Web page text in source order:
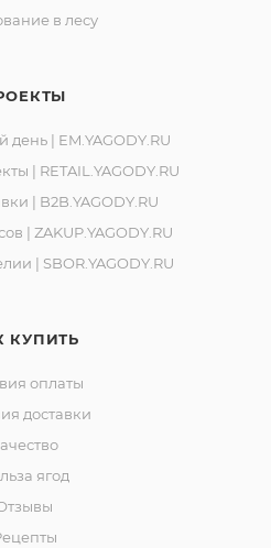
в лесу
| EM.YAGODY.RU
| RETAIL.YAGODY.RU
| B2B.YAGODY.RU
| ZAKUP.YAGODY.RU
| SBOR.YAGODY.RU
КУПИТЬ
оплаты
доставки
ягод